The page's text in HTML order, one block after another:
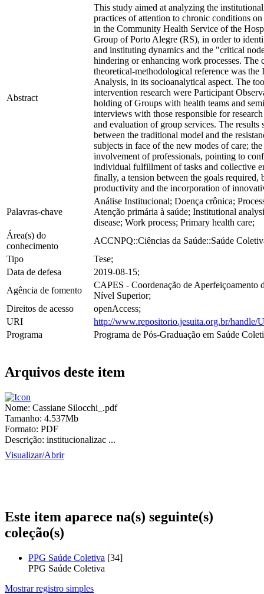
Abstract
This study aimed at analyzing the
practices of attention to chronic conditions
in the Community Health Service of the
Group of Porto Alegre (RS), in order to
and instituting dynamics and the "critical
hindering or enhancing work processes. The
theoretical-methodological reference was the
Analysis, in its socioanalytical aspect. The
intervention research were Participant
holding of Groups with health teams and
interviews with those responsible for
and evaluation of group services. The results
between the traditional model and the
subjects in face of the new modes of care;
involvement of professionals, pointing to
individual fulfillment of tasks and collective
finally, a tension between the goals required,
productivity and the incorporation of
Palavras-chave
Análise Institucional; Doença crônica;
Atenção primária à saúde; Institutional
disease; Work process; Primary health care;
Área(s) do
conhecimento
ACCNPQ::Ciências da Saúde::Saúde
Tipo
Tese;
Data de defesa
2019-08-15;
Agência de fomento
CAPES - Coordenação de Aperfeiçoamento
Nível Superior;
Direitos de acesso
openAccess;
URI
http://www.repositorio.jesuita.org.br/handle/
Programa
Programa de Pós-Graduação em Saúde
Arquivos deste item
Nome: Cassiane Silocchi_.pdf
Tamanho: 4.537Mb
Formato: PDF
Descrição: institucionalizac ...
Visualizar/Abrir
Este item aparece na(s) seguinte(s)
coleção(s)
PPG Saúde Coletiva [34]
PPG Saúde Coletiva
Mostrar registro simples